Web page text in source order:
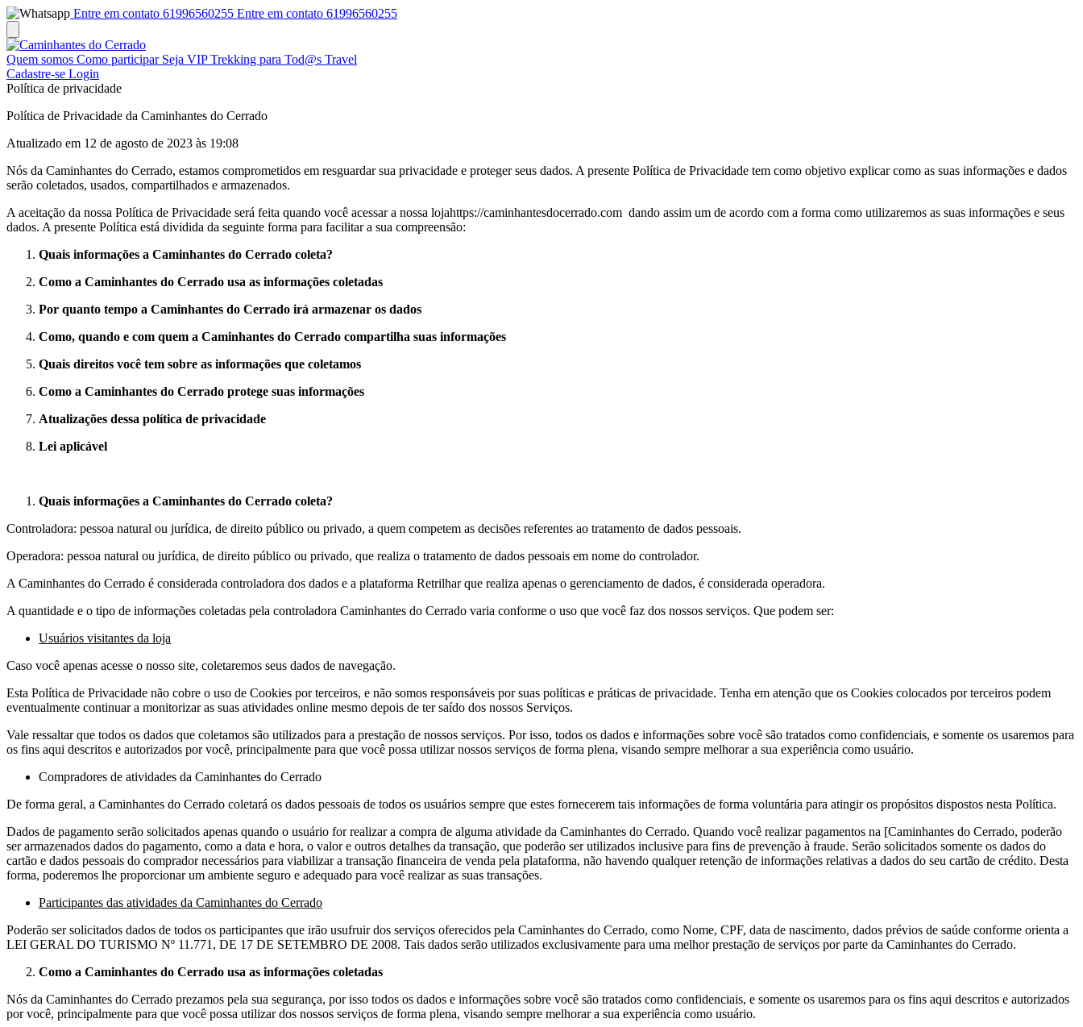
Entre em contato 61996560255 Entre em contato 61996560255
Quem somos Como participarSeja VIPTrekking para Tod@s Travel
Cadastre-se Login
Política de privacidade
Política de Privacidade da Caminhantes do Cerrado
Atualizado em 12 de agosto de 2023 às 19:08
Nós da Caminhantes do Cerrado, estamos comprometidos em resguardar sua privacidade e proteger seus dados. A presente Política de Privacidade tem como objetivo explicar como as suas informações e dados
serão coletados, usados, compartilhados e armazenados.
A aceitação da nossa Política de Privacidade será feita quando você acessar a nossa lojahttps://caminhantesdocerrado.com dando assim um de acordo com a forma como utilizaremos as suas informações e seus
dados. A presente Política está dividida da seguinte forma para facilitar a sua compreensão:
Quais informações a Caminhantes do Cerrado coleta?
Como a Caminhantes do Cerrado usa as informações coletadas
Por quanto tempo a Caminhantes do Cerrado irá armazenar os dados
Como, quando e com quem a Caminhantes do Cerrado compartilha suas informações
Quais direitos você tem sobre as informações que coletamos
Como a Caminhantes do Cerrado protege suas informações
Atualizações dessa política de privacidade
Lei aplicável
Quais informações a Caminhantes do Cerrado coleta?
Controladora: pessoa natural ou jurídica, de direito público ou privado, a quem competem as decisões referentes ao tratamento de dados pessoais.
Operadora: pessoa natural ou jurídica, de direito público ou privado, que realiza o tratamento de dados pessoais em nome do controlador.
A Caminhantes do Cerrado é considerada controladora dos dados e a plataforma Retrilhar que realiza apenas o gerenciamento de dados, é considerada operadora.
A quantidade e o tipo de informações coletadas pela controladora Caminhantes do Cerrado varia conforme o uso que você faz dos nossos serviços. Que podem ser:
Usuários visitantes da loja
Caso você apenas acesse o nosso site, coletaremos seus dados de navegação.
Esta Política de Privacidade não cobre o uso de Cookies por terceiros, e não somos responsáveis ​​por suas políticas e práticas de privacidade. Tenha em atenção que os Cookies colocados por terceiros podem
eventualmente continuar a monitorizar as suas atividades online mesmo depois de ter saído dos nossos Serviços.
Vale ressaltar que todos os dados que coletamos são utilizados para a prestação de nossos serviços. Por isso, todos os dados e informações sobre você são tratados como confidenciais, e somente os usaremos para
os fins aqui descritos e autorizados por você, principalmente para que você possa utilizar nossos serviços de forma plena, visando sempre melhorar a sua experiência como usuário.
Compradores de atividades da Caminhantes do Cerrado
De forma geral, a Caminhantes do Cerrado coletará os dados pessoais de todos os usuários sempre que estes fornecerem tais informações de forma voluntária para atingir os propósitos dispostos nesta Política.
Dados de pagamento serão solicitados apenas quando o usuário for realizar a compra de alguma atividade da Caminhantes do Cerrado. Quando você realizar pagamentos na [Caminhantes do Cerrado, poderão
ser armazenados dados do pagamento, como a data e hora, o valor e outros detalhes da transação, que poderão ser utilizados inclusive para fins de prevenção à fraude. Serão solicitados somente os dados do
cartão e dados pessoais do comprador necessários para viabilizar a transação financeira de venda pela plataforma, não havendo qualquer retenção de informações relativas a dados do seu cartão de crédito. Desta
forma, poderemos lhe proporcionar um ambiente seguro e adequado para você realizar as suas transações.
Participantes das atividades da Caminhantes do Cerrado
Poderão ser solicitados dados de todos os participantes que irão usufruir dos serviços oferecidos pela Caminhantes do Cerrado, como Nome, CPF, data de nascimento, dados prévios de saúde conforme orienta a
LEI GERAL DO TURISMO Nº 11.771, DE 17 DE SETEMBRO DE 2008. Tais dados serão utilizados exclusivamente para uma melhor prestação de serviços por parte da Caminhantes do Cerrado.
Como a Caminhantes do Cerrado usa as informações coletadas
Nós da Caminhantes do Cerrado prezamos pela sua segurança, por isso todos os dados e informações sobre você são tratados como confidenciais, e somente os usaremos para os fins aqui descritos e autorizados
por você, principalmente para que você possa utilizar dos nossos serviços de forma plena, visando sempre melhorar a sua experiência como usuário.